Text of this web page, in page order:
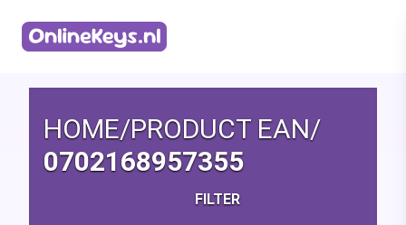
HOME/PRODUCT EAN/
0702168957355
FILTER